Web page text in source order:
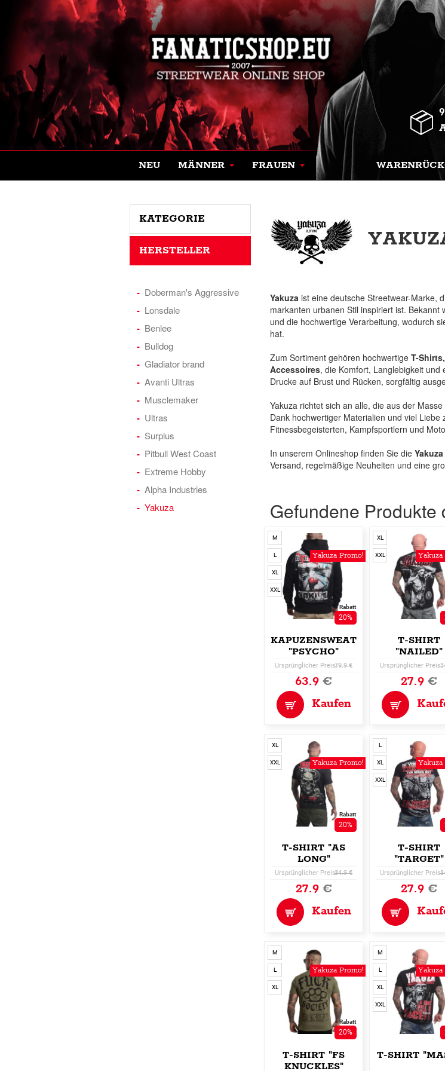
NEU MÄNNER FRAUEN
Yakuza ist eine deutsche Streetwear-Marke,
markanten urbanen Stil inspiriert ist.
und die hochwertige Verarbeitung, wodurch
hat.
Zum Sortiment gehören hochwertige T-
Accessoires, die Komfort, Langlebigkeit
Drucke auf Brust und Rücken, sorgfältig
Yakuza richtet sich an alle, die aus der
Dank hochwertiger Materialien und viel
Fitnessbegeisterten, Kampfsportlern und
In unserem Onlineshop finden Sie die Yakuza
Versand, regelmäßige Neuheiten und eine
Gefundene Produkte
Yakuza Promo!
M
L
XL
XXL
Rabatt
20%
KAPUZENSWEATSHIRT
"PSYCHO"
Ursprünglicher Preis:79.9 €
63.9€
Kaufen
Yakuza
XL
XXL
T-SHIRT
"NAILED"
Ursprünglicher Preis:
27.9€
Yakuza Promo!
XL
XXL
Rabatt
20%
T-SHIRT "AS
LONG"
Ursprünglicher Preis:34.9 €
27.9€
Kaufen
Yakuza
L
XL
XXL
T-SHIRT
"TARGET"
Ursprünglicher Preis:
27.9€
Yakuza Promo!
M
L
XL
Rabatt
20%
T-SHIRT "FS
KNUCKLES"
Yakuza
M
L
XL
XXL
T-SHIRT
KATEGORIE
HERSTELLER
Doberman's Aggressive
Lonsdale
Benlee
Bulldog
Gladiator brand
Avanti Ultras
Musclemaker
Ultras
Surplus
Pitbull West Coast
Extreme Hobby
Alpha Industries
Yakuza